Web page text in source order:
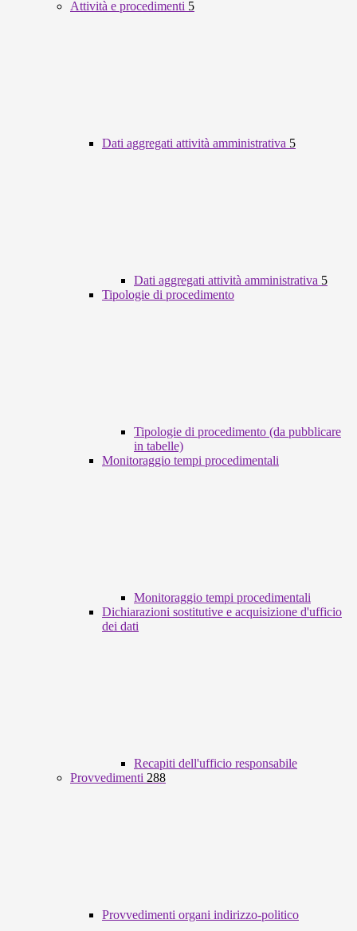
Attività e procedimenti 5
Dati aggregati attività amministrativa 5
Dati aggregati attività amministrativa 5
Tipologie di procedimento
Tipologie di procedimento (da pubblicare
in tabelle)
Monitoraggio tempi procedimentali
Monitoraggio tempi procedimentali
Dichiarazioni sostitutive e acquisizione d'ufficio
dei dati
Recapiti dell'ufficio responsabile
Provvedimenti 288
Provvedimenti organi indirizzo-politico